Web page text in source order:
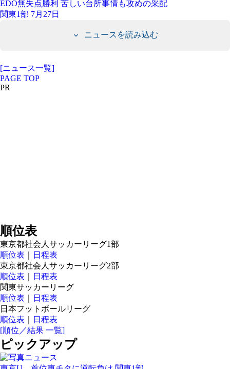
EDO無失点勝利 苦しい台所事情も攻めの采配
関東1部 7月27日
ニュースを読み込む
[ニュース一覧]
PAGE TOP
PR
順位表
東京都社会人サッカーリーグ1部
順位表
日程表
東京都社会人サッカーリーグ2部
順位表
日程表
関東サッカーリーグ
順位表
日程表
日本フットボールリーグ
順位表
日程表
[順位／結果 一覧]
ピックアップ